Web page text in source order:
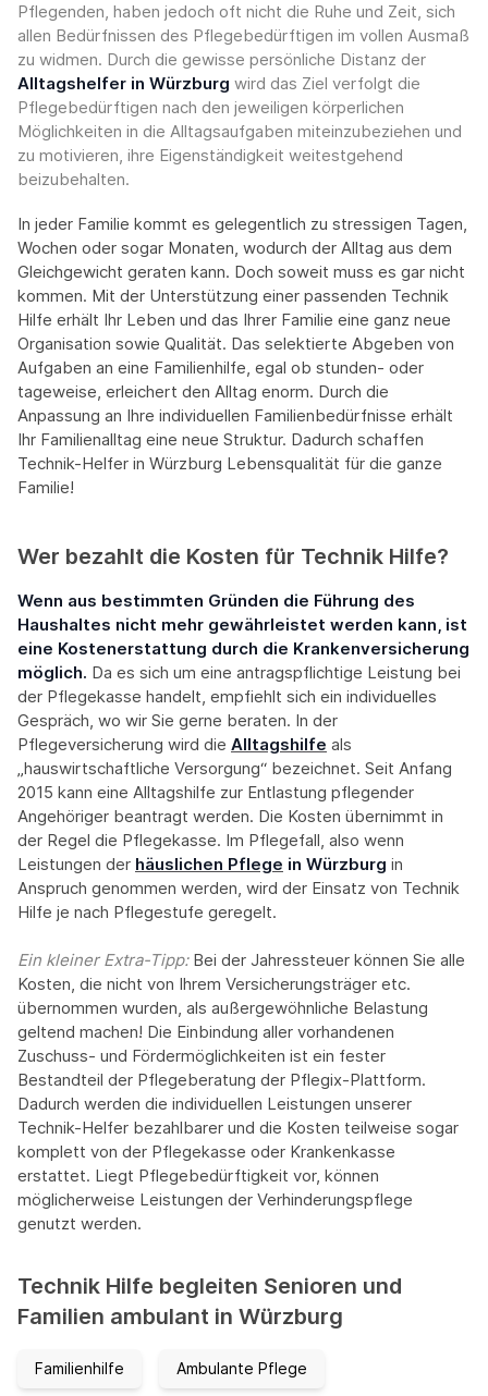
Pflegenden, haben jedoch oft nicht die Ruhe und Zeit, sich
allen Bedürfnissen des Pflegebedürftigen im vollen Ausmaß
zu widmen. Durch die gewisse persönliche Distanz der
Alltagshelfer in Würzburg wird das Ziel verfolgt die
Pflegebedürftigen nach den jeweiligen körperlichen
Möglichkeiten in die Alltagsaufgaben miteinzubeziehen und
zu motivieren, ihre Eigenständigkeit weitestgehend
beizubehalten.
In jeder Familie kommt es gelegentlich zu stressigen Tagen,
Wochen oder sogar Monaten, wodurch der Alltag aus dem
Gleichgewicht geraten kann. Doch soweit muss es gar nicht
kommen. Mit der Unterstützung einer passenden Technik
Hilfe erhält Ihr Leben und das Ihrer Familie eine ganz neue
Organisation sowie Qualität. Das selektierte Abgeben von
Aufgaben an eine Familienhilfe, egal ob stunden- oder
tageweise, erleichert den Alltag enorm. Durch die
Anpassung an Ihre individuellen Familienbedürfnisse erhält
Ihr Familienalltag eine neue Struktur. Dadurch schaffen
Technik-Helfer in Würzburg Lebensqualität für die ganze
Familie!
Wer bezahlt die Kosten für Technik Hilfe?
Wenn aus bestimmten Gründen die Führung des
Haushaltes nicht mehr gewährleistet werden kann, ist
eine Kostenerstattung durch die Krankenversicherung
möglich. Da es sich um eine antragspflichtige Leistung bei
der Pflegekasse handelt, empfiehlt sich ein individuelles
Gespräch, wo wir Sie gerne beraten. In der
Pflegeversicherung wird die Alltagshilfe als
„hauswirtschaftliche Versorgung“ bezeichnet. Seit Anfang
2015 kann eine Alltagshilfe zur Entlastung pflegender
Angehöriger beantragt werden. Die Kosten übernimmt in
der Regel die Pflegekasse. Im Pflegefall, also wenn
Leistungen der häuslichen Pflege in Würzburg in
Anspruch genommen werden, wird der Einsatz von Technik
Hilfe je nach Pflegestufe geregelt.
Ein kleiner Extra-Tipp:‍ Bei der Jahressteuer können Sie alle
Kosten, die nicht von Ihrem Versicherungsträger etc.
übernommen wurden, als außergewöhnliche Belastung
geltend machen! Die Einbindung aller vorhandenen
Zuschuss- und Fördermöglichkeiten ist ein fester
Bestandteil der Pflegeberatung der Pflegix-Plattform.
Dadurch werden die individuellen Leistungen unserer
Technik-Helfer bezahlbarer und die Kosten teilweise sogar
komplett von der Pflegekasse oder Krankenkasse
erstattet. Liegt Pflegebedürftigkeit vor, können
möglicherweise Leistungen der Verhinderungspflege
genutzt werden.
Technik Hilfe begleiten Senioren und
Familien ambulant in Würzburg
Familienhilfe Ambulante Pflege